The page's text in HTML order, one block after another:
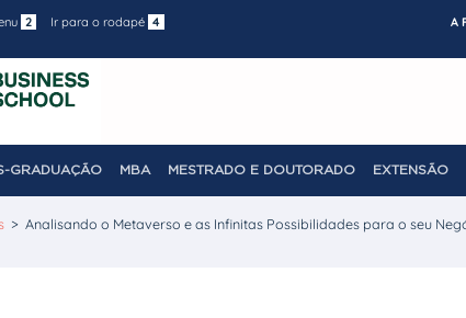
2 Ir para o rodapé 4 A
GRADUAÇÃO MBA MESTRADO E DOUTORADO EXTENSÃO
> Analisando o Metaverso e as Infinitas Possibilidades para o seu